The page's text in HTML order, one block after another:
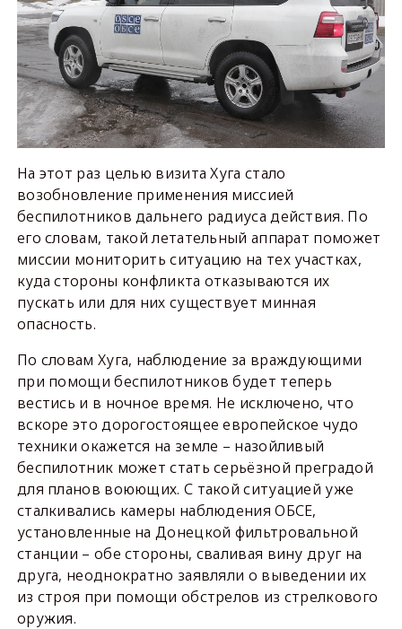
На этот раз целью визита Хуга стало
возобновление применения миссией
беспилотников дальнего радиуса действия. По
его словам, такой летательный аппарат поможет
миссии мониторить ситуацию на тех участках,
куда стороны конфликта отказываются их
пускать или для них существует минная
опасность.
По словам Хуга, наблюдение за враждующими
при помощи беспилотников будет теперь
вестись и в ночное время. Не исключено, что
вскоре это дорогостоящее европейское чудо
техники окажется на земле – назойливый
беспилотник может стать серьёзной преградой
для планов воюющих. С такой ситуацией уже
сталкивались камеры наблюдения ОБСЕ,
установленные на Донецкой фильтровальной
станции – обе стороны, сваливая вину друг на
друга, неоднократно заявляли о выведении их
из строя при помощи обстрелов из стрелкового
оружия.